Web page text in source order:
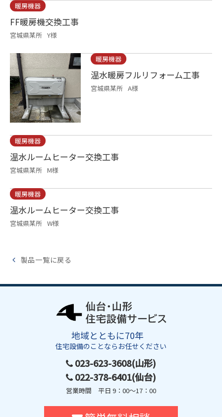
暖房機器
FF暖房機交換工事
宮城県某所 Y様
暖房機器
温水暖房フルリフォーム工事
宮城県某所 A様
暖房機器
温水ルームヒーター交換工事
宮城県某所 M様
暖房機器
温水ルームヒーター交換工事
宮城県某所 W様
製品一覧に戻る
地域とともに70年
住宅設備のことならお任せください
023-623-3608(山形)
022-378-6401(仙台)
営業時間 平日 9：00～17：00